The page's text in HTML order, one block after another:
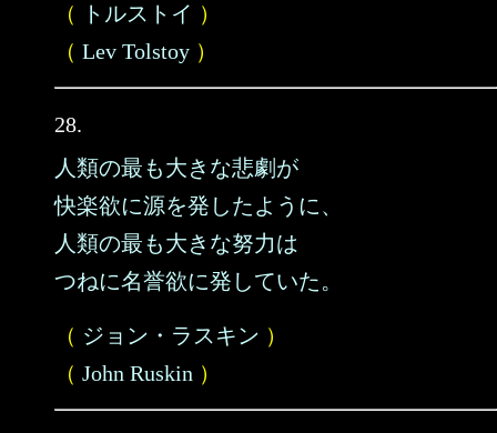
（ トルストイ ）
（ Lev Tolstoy ）
28.
人類の最も大きな悲劇が
快楽欲に源を発したように、
人類の最も大きな努力は
つねに名誉欲に発していた。
（ ジョン・ラスキン ）
（ John Ruskin ）